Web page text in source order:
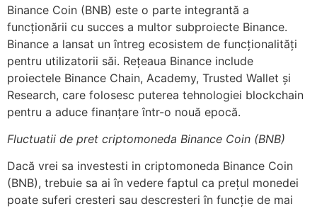
Binance Coin (BNB) este o parte integrantă a
funcționării cu succes a multor subproiecte Binance.
Binance a lansat un întreg ecosistem de funcționalități
pentru utilizatorii săi. Rețeaua Binance include
proiectele Binance Chain, Academy, Trusted Wallet și
Research, care folosesc puterea tehnologiei blockchain
pentru a aduce finanțare într-o nouă epocă.
Fluctuatii de pret criptomoneda Binance Coin (BNB)
Dacă vrei sa investesti in criptomoneda Binance Coin
(BNB), trebuie sa ai în vedere faptul ca prețul monedei
poate suferi cresteri sau descresteri în funcție de mai